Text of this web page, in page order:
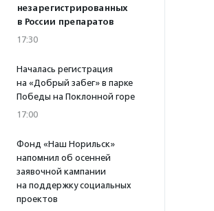
незарегистрированных
в России препаратов
17:30
Началась регистрация
на «Добрый забег» в парке
Победы на Поклонной горе
17:00
Фонд «Наш Норильск»
напомнил об осенней
заявочной кампании
на поддержку социальных
проектов